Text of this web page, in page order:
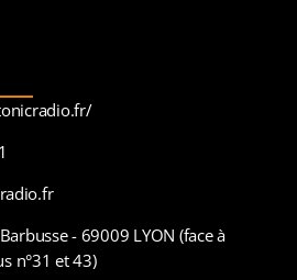
- 69009 LYON (face à
n°31 et 43)